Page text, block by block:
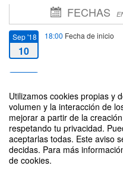
Utilizamos cookies propias y
volumen y la interacción de
mejorar a partir de la
respetando tu privacidad.
aceptarlas todas. Este aviso
decidas. Para más
de cookies.
FECHAS
Sep '18
10
18:00 Fecha de inicio
10
Hablando sobre libros (II):